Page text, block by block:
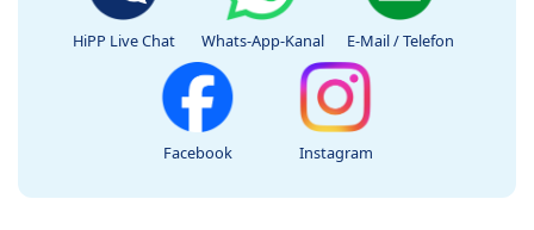
HiPP Live Chat Whats-App-Kanal E-Mail / Telefon
Facebook Instagram